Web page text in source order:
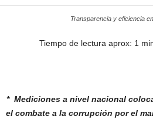
Transparencia y eficiencia
Tiempo de lectura aprox: 1
* Mediciones a nivel nacional
el combate a la corrupción por el